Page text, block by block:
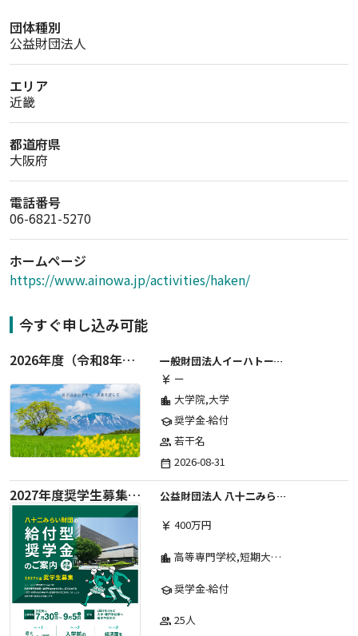
団体種別
公益財団法人
エリア
近畿
都道府県
大阪府
電話番号
06-6821-5270
ホームページ
https://www.ainowa.jp/activities/haken/
今すぐ申し込み可能
2026年度（令和8年度）第２期 一般財団法人イーハトーブ育英会奨学生募集（給付型） 日本国内及び海外の大学・大学院に自宅外通学をする学生に生活費の一部(家賃半額相当)を給付【岩手県が本籍地の大学生または大学院生対象】
一般財団法人イーハトーブ育英会
currency_yen ー
location_city 大学院,大学
school奨学金-給付
group 若干名
date_range 2026-08-31
2027年度奨学生募集要項
公益財団法人 八十二みらい財団
currency_yen 400万円
location_city 高等専門学校,短期大学,専修学校,大学
school奨学金-給付
group 25人